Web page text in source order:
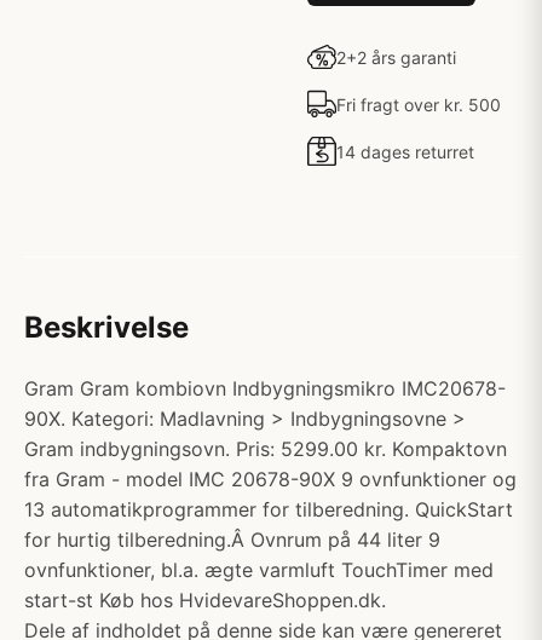
2+2 års garanti
Fri fragt over kr. 500
14 dages returret
Beskrivelse
Gram Gram kombiovn Indbygningsmikro IMC20678-
90X. Kategori: Madlavning > Indbygningsovne >
Gram indbygningsovn. Pris: 5299.00 kr. Kompaktovn
fra Gram - model IMC 20678-90X 9 ovnfunktioner og
13 automatikprogrammer for tilberedning. QuickStart
for hurtig tilberedning.Â Ovnrum på 44 liter 9
ovnfunktioner, bl.a. ægte varmluft TouchTimer med
start-st Køb hos HvidevareShoppen.dk.
Dele af indholdet på denne side kan være genereret